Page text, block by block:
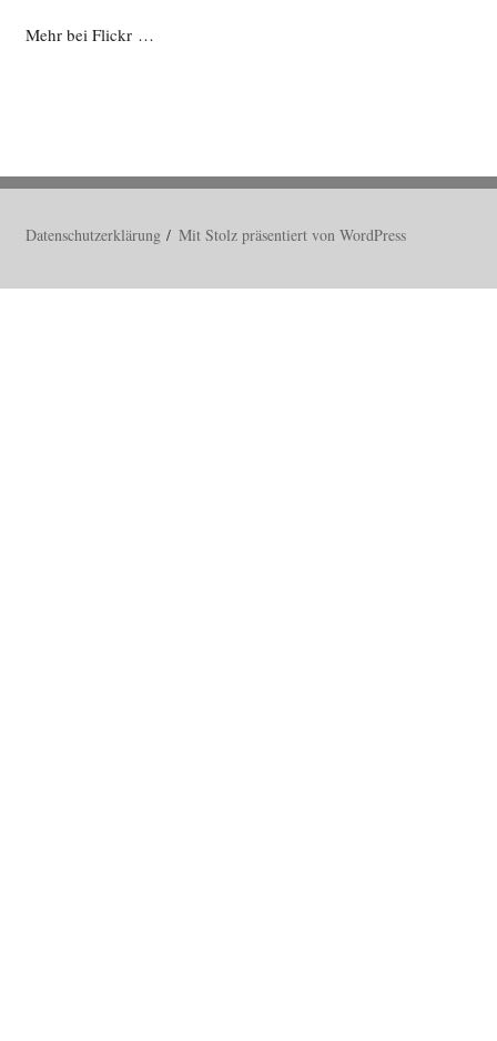
Mehr bei Flickr …
Datenschutzerklärung Mit Stolz präsentiert von WordPress